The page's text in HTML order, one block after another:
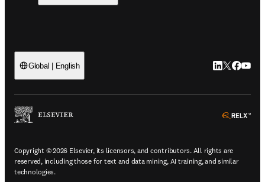
Global | English LinkedIn 새
Twitter 새
Copyright © 2026 Elsevier, its licensors, and contributors. All rights are
reserved, including those for text and data mining, AI training, and similar
technologies.